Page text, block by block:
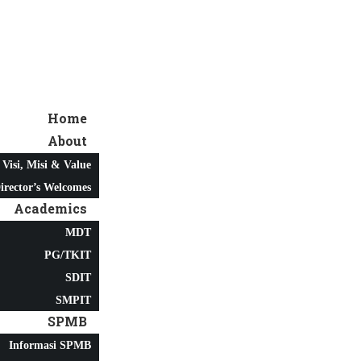
Home
About
Visi, Misi & Value
Welcomes
Academics
MDT
PG/TKIT
SDIT
SMPIT
SPMB
Informasi SPMB